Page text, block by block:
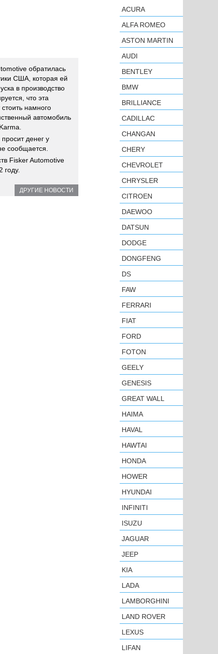
обратилась
США, которая ей
в производство
что эта
намного
автомобиль
денег у
сообщается.
Fisker Automotive
году.
ДРУГИЕ НОВОСТИ
ACURA
ALFA ROMEO
ASTON MARTIN
AUDI
BENTLEY
BMW
BRILLIANCE
CADILLAC
CHANGAN
CHERY
CHEVROLET
CHRYSLER
CITROEN
DAEWOO
DATSUN
DODGE
DONGFENG
DS
FAW
FERRARI
FIAT
FORD
FOTON
GEELY
GENESIS
GREAT WALL
HAIMA
HAVAL
HAWTAI
HONDA
HOWER
HYUNDAI
INFINITI
ISUZU
JAGUAR
JEEP
KIA
LADA
LAMBORGHINI
LAND ROVER
LEXUS
LIFAN